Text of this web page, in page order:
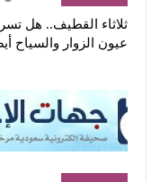
ثلاثاء القطيف.. هل
عيون الزوار والسياح